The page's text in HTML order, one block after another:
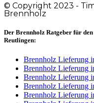
© Copyright 2023 -
Brennholz
Der Brennholz Ratgeber für
Reutlingen:
Brennholz Lieferung
Brennholz Lieferung
Brennholz Lieferung
Brennholz Lieferung
Brennholz Lieferung